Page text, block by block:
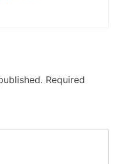
Required